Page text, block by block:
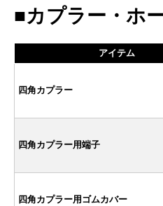
■カプラー・ホ
アイテム
四角カプラー
四角カプラー用端子
四角カプラー用ゴムカバー